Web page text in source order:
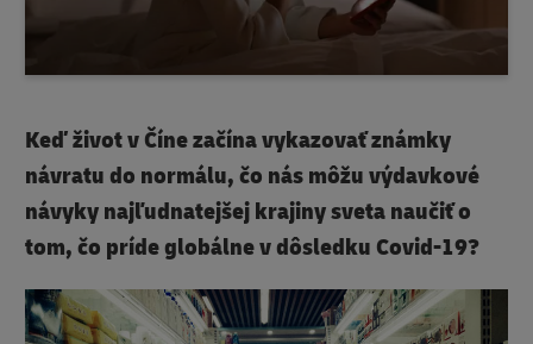
Keď život v Číne začína vykazovať známky
návratu do normálu, čo nás môžu výdavkové
návyky najľudnatejšej krajiny sveta naučiť o
tom, čo príde globálne v dôsledku Covid-19?